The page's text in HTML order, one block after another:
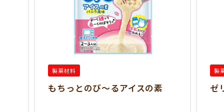
製菓材料
もちっとのび～るアイスの素
製
ゼ